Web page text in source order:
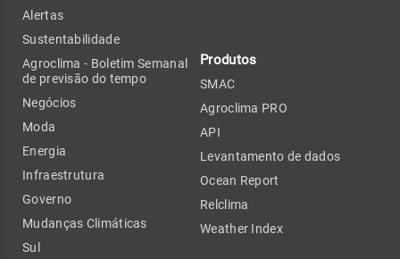
Alertas
Sustentabilidade
Agroclima - Boletim Semanal
de previsão do tempo
Negócios
Moda
Energia
Infraestrutura
Governo
Mudanças Climáticas
Sul
Produtos
SMAC
Agroclima PRO
API
Levantamento de dados
Ocean Report
Relclima
Weather Index